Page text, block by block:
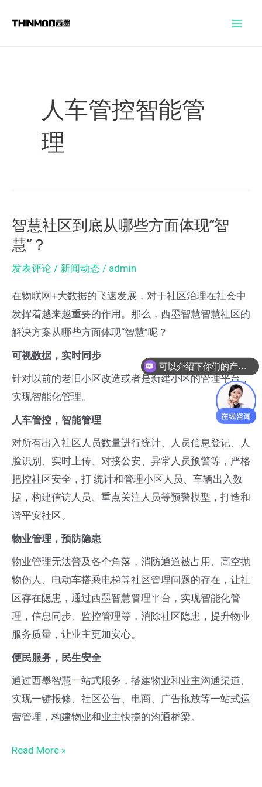
人车管控智能管
理
智慧社区到底从哪些方面体现“智
慧”？
发表评论 / 新闻动态 / admin
在物联网+大数据的飞速发展，对于社区治理在社会中
发挥着越来越重要的作用。那么，西墨智慧智慧社区的
解决方案从哪些方面体现“智慧”呢？
可视数据，实时同步
针对以前的老旧小区改造或者是新建小区的管理平台，
实现智能化管理。
人车管控，智能管理
对所有出入社区人员数量进行统计、人员信息登记、人
脸识别、实时上传、对接公安、异常人员预警等，严格
把控社区安全，打 统计和管理小区人员、车辆出入数
据，构建信访人员、重点关注人员等预警模型，打造和
谐平安社区。
物业管理，预防隐患
物业管理无法普及各个角落，消防通道被占用、高空抛
物伤人、电动车搭乘电梯等社区管理问题的存在，让社
区存在隐患，通过西墨智慧管理平台，实现智能化管
理，信息同步、监控管理等，消除社区隐患，提升物业
服务质量，让业主更加安心。
便民服务，民生安全
通过西墨智慧一站式服务，搭建物业和业主沟通渠道、
实现一键报修、社区公告、电商、广告拖放等一站式运
营管理，构建物业和业主快捷的沟通桥梁。
智
慧
到
底
从
哪
方
面
体
现
“智
慧”？
Read More »
可以介绍下你们的产品么